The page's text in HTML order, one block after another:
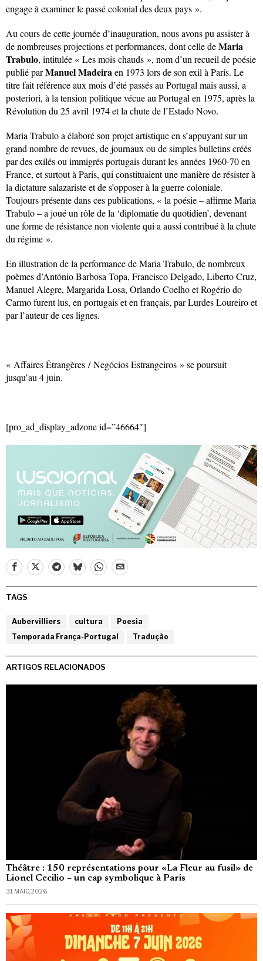
engage à examiner le passé colonial des deux pays ».
Au cours de cette journée d’inauguration, nous avons pu assister à
de nombreuses projections et performances, dont celle deMaria
Trabulo, intitulée « Les mois chauds », nom d’un recueil de poésie
publié parManuel Madeiraen 1973 lors de son exil à Paris. Le
titre fait référence aux mois d’été passés au Portugal mais aussi, a
posteriori, à la tension politique vécue au Portugal en 1975, après la
Révolution du 25 avril 1974 et la chute de l’Estado Novo.
Maria Trabulo a élaboré son projet artistique en s’appuyant sur un
grand nombre de revues, de journaux ou de simples bulletins créés
par des exilés ou immigrés portugais durant les années 1960-70 en
France, et surtout à Paris, qui constituaient une manière de résister à
la dictature salazariste et de s’opposer à la guerre coloniale.
Toujours présente dans ces publications, « la poésie – affirme Maria
Trabulo – a joué un rôle de la ‘diplomatie du quotidien’, devenant
une forme de résistance non violente qui a aussi contribué à la chute
du régime ».
En illustration de la performance de Maria Trabulo, de nombreux
poèmes d’António Barbosa Topa, Francisco Delgado, Liberto Cruz,
Manuel Alegre, Margarida Losa, Orlando Coelho et Rogério do
Carmo furent lus, en portugais et en français, par Lurdes Loureiro et
par l’auteur de ces lignes.
« Affaires Étrangères / Negócios Estrangeiros » se poursuit
jusqu’au 4 juin.
[pro_ad_display_adzone id=”46664″]
TAGS
Aubervilliers cultura
Poesia
Temporada França-Portugal
Tradução
ARTIGOS RELACIONADOS
Théâtre : 150 représentations pour «La Fleur au fusil» de
Lionel Cecilio – un cap symbolique à Paris
31 MAIO, 2026